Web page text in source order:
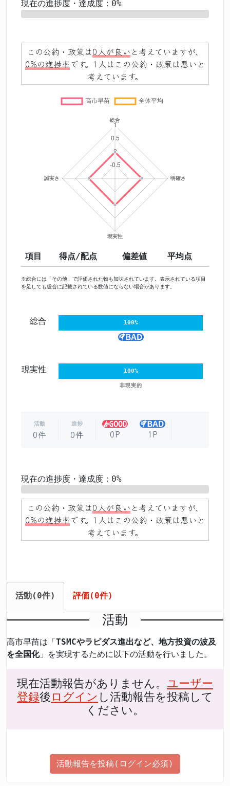
現在の進捗度・達成度：0%
この公約・政策は0人が良い と考えていますが、
0%の進捗率です。1人はこの公約・政策は悪いと
考えています。
項目 得点/配点 偏差値 平均点
※総合には「その他」で評価された物も加味されています。表示されている項目
を足しても総合に記載されている数値にならない場合があります。
総合 100%
現実性 100%
非現実的
活動
0件
進捗
0件 0P 1P
現在の進捗度・達成度：0%
この公約・政策は0人が良い と考えていますが、
0%の進捗率です。1人はこの公約・政策は悪いと
考えています。
活動(0件) 評価(0件)
活動
高市早苗は「TSMCやラピダス進出など、地方投資の波及
を全国化」を実現するために以下の活動を行いました。
現在活動報告がありません。 ユーザー
登録後 ログイン し活動報告を投稿して
ください。
活動報告を投稿(ログイン必須)